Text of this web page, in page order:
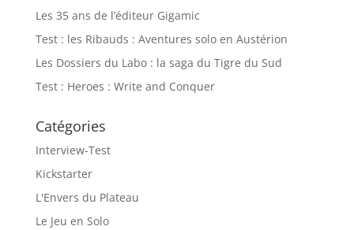
Les 35 ans de l’éditeur Gigamic
Test : les Ribauds : Aventures solo en Austérion
Les Dossiers du Labo : la saga du Tigre du Sud
Test : Heroes : Write and Conquer
Catégories
Interview-Test
Kickstarter
L'Envers du Plateau
Le Jeu en Solo